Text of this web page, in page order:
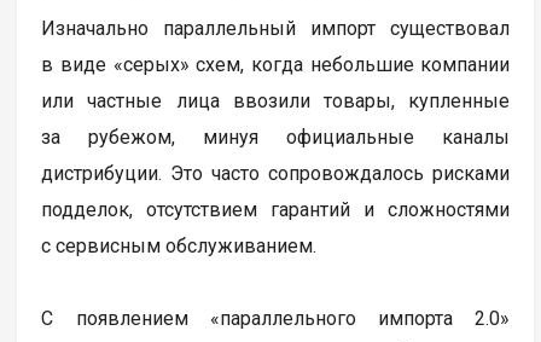
Изначально параллельный импорт существовал
в виде «серых» схем, когда небольшие компании
или частные лица ввозили товары, купленные
за рубежом, минуя официальные каналы
дистрибуции. Это часто сопровождалось рисками
подделок, отсутствием гарантий и сложностями
с сервисным обслуживанием.
С появлением «параллельного импорта 2.0»